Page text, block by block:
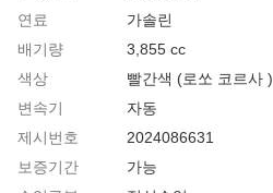
연료
가솔린
배기량
3,855 cc
색상
빨간색 (로쏘 코르사 )
변속기
자동
제시번호
2024086631
보증기간
가능